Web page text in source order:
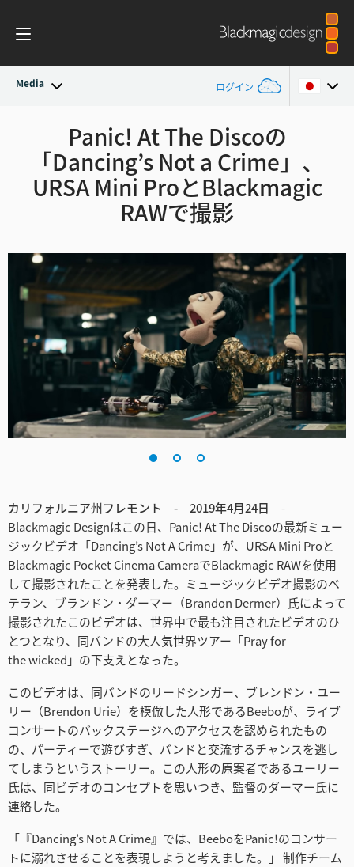
Media ログイン
最新ニュース
ニュースアーカイブ
Argentina
Australia
Canada
China
Denmark
France
India
Italy
Japan
Korea
Mexico
Malaysia
Netherlands
New Zealand
Norway
Portugal
Panic! At The Discoの
「Dancing’s Not a Crime」、
URSA Mini ProとBlackmagic
RAWで撮影
カリフォルニア州フレモント - 2019年4月24日 -
Blackmagic Designはこの日、Panic! At The Discoの最新ミュー
ジックビデオ「Dancing’s Not A Crime」が、URSA Mini Proと
Blackmagic Pocket Cinema CameraでBlackmagic RAWを使用
して撮影されたことを発表した。ミュージックビデオ撮影のベ
テラン、ブランドン・ダーマー（Brandon Dermer）氏によって
撮影されたこのビデオは、世界中で最も注目されたビデオのひ
とつとなり、同バンドの大人気世界ツアー「Pray for
the wicked」の下支えとなった。
このビデオは、同バンドのリードシンガー、ブレンドン・ユー
リー（Brendon Urie）を模倣した人形であるBeeboが、ライブ
コンサートのバックステージへのアクセスを認められたもの
の、パーティーで遊びすぎ、バンドと交流するチャンスを逃し
てしまうというストーリー。この人形の原案者であるユーリー
氏は、同ビデオのコンセプトを思いつき、監督のダーマー氏に
連絡した。
「『Dancing’s Not A Crime』では、BeeboをPanic!のコンサー
トに溺れさせることを表現しようと考えました。」 制作チーム